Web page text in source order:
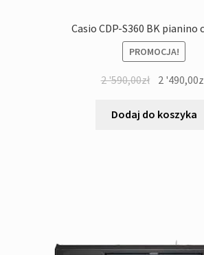
Casio CDP-S360 BK pianino
PROMOCJA!
2 '590,00zł Pierwotna
wynosiła:
2 '490,00
Dodaj do koszyka